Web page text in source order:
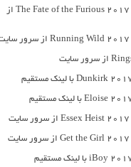
دانلود مستقیم فیلم خارجی The Fate of the Furious 2017 از